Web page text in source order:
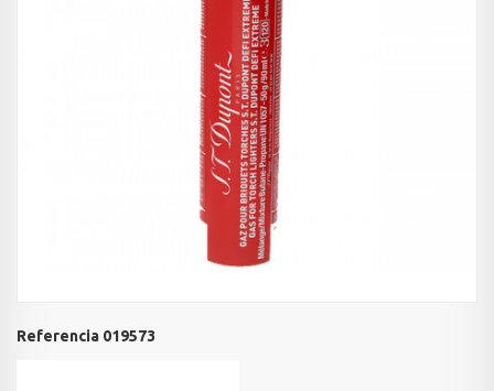
Referencia 019573